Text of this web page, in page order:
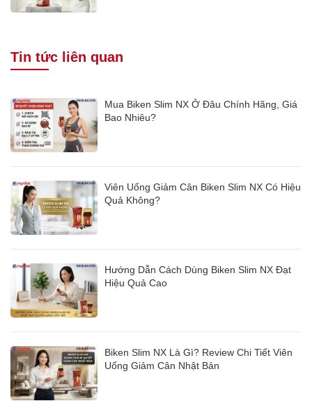
Tin tức liên quan
Mua Biken Slim NX Ở Đâu Chính Hãng, Giá
Bao Nhiêu?
Viên Uống Giảm Cân Biken Slim NX Có Hiệu
Quả Không?
Hướng Dẫn Cách Dùng Biken Slim NX Đạt
Hiệu Quả Cao
Biken Slim NX Là Gì? Review Chi Tiết Viên
Uống Giảm Cân Nhật Bản